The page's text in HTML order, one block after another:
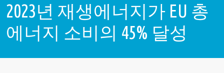
2023년 재생에너지가 EU 총
에너지 소비의 45% 달성